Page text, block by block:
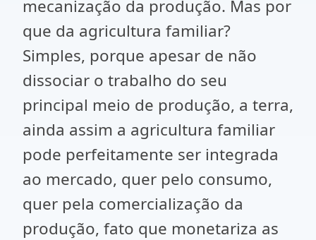
mecanização da produção. Mas por
que da agricultura familiar?
Simples, porque apesar de não
dissociar o trabalho do seu
principal meio de produção, a terra,
ainda assim a agricultura familiar
pode perfeitamente ser integrada
ao mercado, quer pelo consumo,
quer pela comercialização da
produção, fato que monetariza as